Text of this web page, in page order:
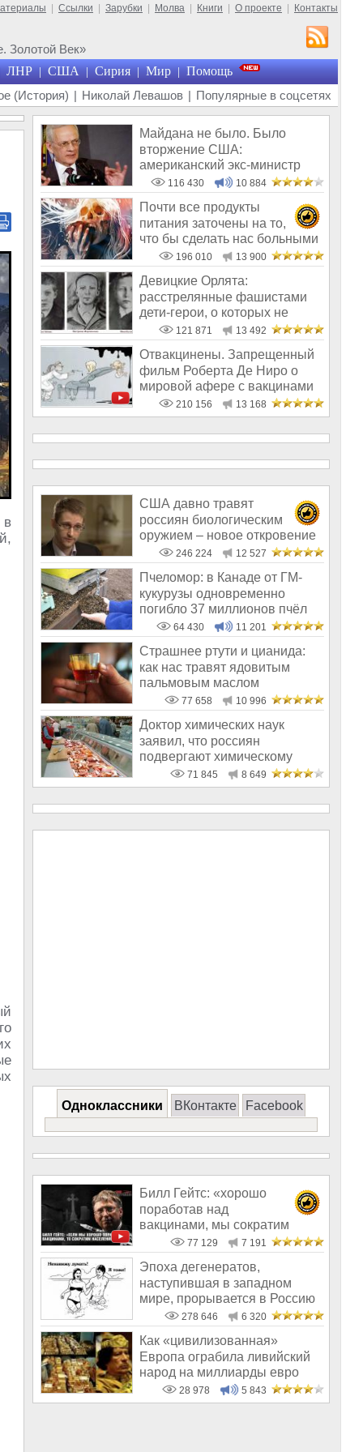
Ссылки Зарубки Молва Книги О проекте Контакты
Золотой Век»
ЛНР | США | Сирия | Мир | Помощь
(История) | Николай Левашов | Популярные в соцсетях
в
Майдана не было. Было
вторжение США:
американский экс-министр
написал открытое пись
116 430 10 884
Почти все продукты
питания заточены на то,
что бы сделать нас больными
и бесплодным
196 010 13 900
Девицкие Орлята:
расстрелянные фашистами
дети-герои, о которых не
рассказывают в шк
121 871 13 492
Отвакцинены. Запрещенный
фильм Роберта Де Ниро о
мировой афере с вакцинами
210 156 13 168
США давно травят
россиян биологическим
оружием – новое откровение
Эдварда Сноудена
246 224 12 527
Пчеломор: в Канаде от ГМ-
кукурузы одновременно
погибло 37 миллионов пчёл
64 430 11 201
Страшнее ртути и цианида:
как нас травят ядовитым
пальмовым маслом
77 658 10 996
Доктор химических наук
заявил, что россиян
подвергают химическому
геноциду71 845 8 649
Одноклассники ВКонтакте Facebook
Билл Гейтс: «хорошо
поработав над
вакцинами, мы сократим
население на 10-15%»
77 129 7 191
Эпоха дегенератов,
наступившая в западном
мире, прорывается в Россию
278 646 6 320
Как «цивилизованная»
Европа ограбила ливийский
народ на миллиарды евро
28 978 5 843